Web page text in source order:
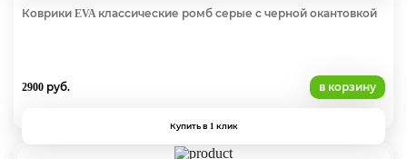
Коврики EVA классические ромб серые с черной окантовкой
2900 руб. в корзину
Купить в 1 клик